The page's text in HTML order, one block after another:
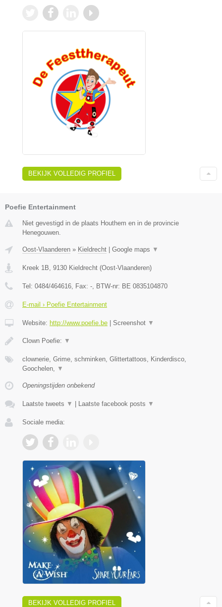
BEKIJK VOLLEDIG PROFIEL
Poefie Entertainment
Niet gevestigd in de plaats Houthem en in de provincie
Henegouwen.
Oost-Vlaanderen » Kieldrecht | Google maps ▼
Kreek 1B 9130 Kieldrecht (Oost-Vlaanderen)
Tel: 0484/464616 , Fax: - , BTW-nr: BE 0835104870
E-mail › Poefie Entertainment
Website: http://www.poefie.be | Screenshot ▼
Clown Poefie: ▼
clownerie, Grime, schminken, Glittertattoos, Kinderdisco,
Goochelen,
▼
Openingstijden onbekend
Laatste tweets ▼ | Laatste facebook posts ▼
Sociale media:
BEKIJK VOLLEDIG PROFIEL